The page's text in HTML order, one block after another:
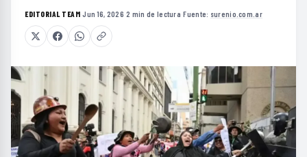
EDITORIAL TEAM·Jun 16, 2026·2 min de lectura·Fuente: surenio.com.ar